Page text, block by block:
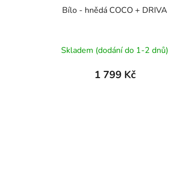
Bílo - hnědá COCO + DRIVA
hodnocení
produktu
Skladem (dodání do 1-2 dnů)
1 799 Kč